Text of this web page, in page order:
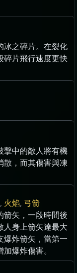
冰之碎片。在裂化
碎片飛行速度更快
擊中的敵人將有機
散，而其傷害與凍
, 火焰, 弓箭
箭矢，一段時間後
人身上箭矢達最大
爆炸箭矢，當第一
爆炸傷害。